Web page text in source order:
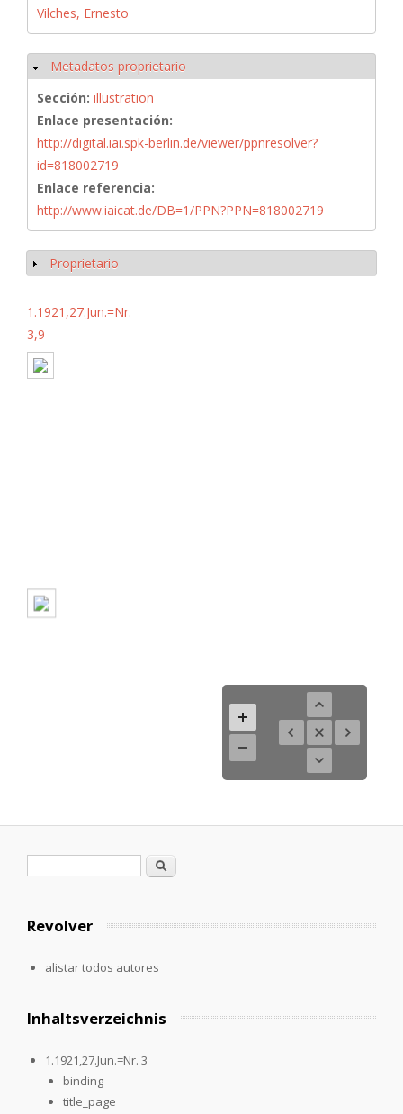
Vilches, Ernesto
Ocultar
Metadatos proprietario
Sección: illustration
Enlace presentación:
http://digital.iai.spk-berlin.de/viewer/ppnresolver?
id=818002719
Enlace referencia:
http://www.iaicat.de/DB=1/PPN?PPN=818002719
Mostrar
Proprietario
1.1921,27.Jun.=Nr.
3,9
Formulario de búsqueda
Buscar
Revolver
alistar todos autores
Inhaltsverzeichnis
1.1921,27.Jun.=Nr. 3
binding
title_page